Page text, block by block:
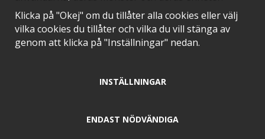
EN DEL AV
Klicka på "Okej" om du tillåter alla cookies eller välj
vilka cookies du tillåter och vilka du vill stänga av
genom att klicka på "Inställningar" nedan.
INSTÄLLNINGAR
ENDAST NÖDVÄNDIGA